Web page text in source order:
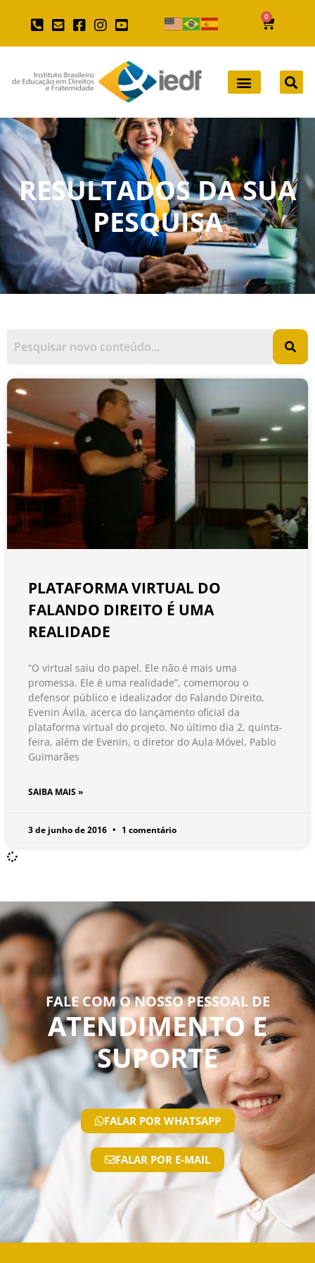
0
RESULTADOS DA SUA
PESQUISA
PLATAFORMA VIRTUAL DO
FALANDO DIREITO É UMA
REALIDADE
“O virtual saiu do papel. Ele não é mais uma
promessa. Ele é uma realidade”, comemorou o
defensor público e idealizador do Falando Direito,
Evenin Ávila, acerca do lançamento oficial da
plataforma virtual do projeto. No último dia 2, quinta-
feira, além de Evenin, o diretor do Aula Móvel, Pablo
Guimarães
SAIBA MAIS »
3 de junho de 2016 1 comentário
FALE COM O NOSSO PESSOAL DE
ATENDIMENTO E
SUPORTE
FALAR POR WHATSAPP
FALAR POR E-MAIL